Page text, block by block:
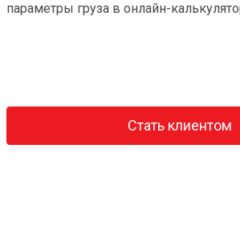
параметры груза в онлайн-
Стать клиентом